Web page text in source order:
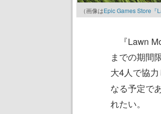
（画像はEpic Games Store『
『Lawn
までの期間
大4人で協
なる予定で
れたい。